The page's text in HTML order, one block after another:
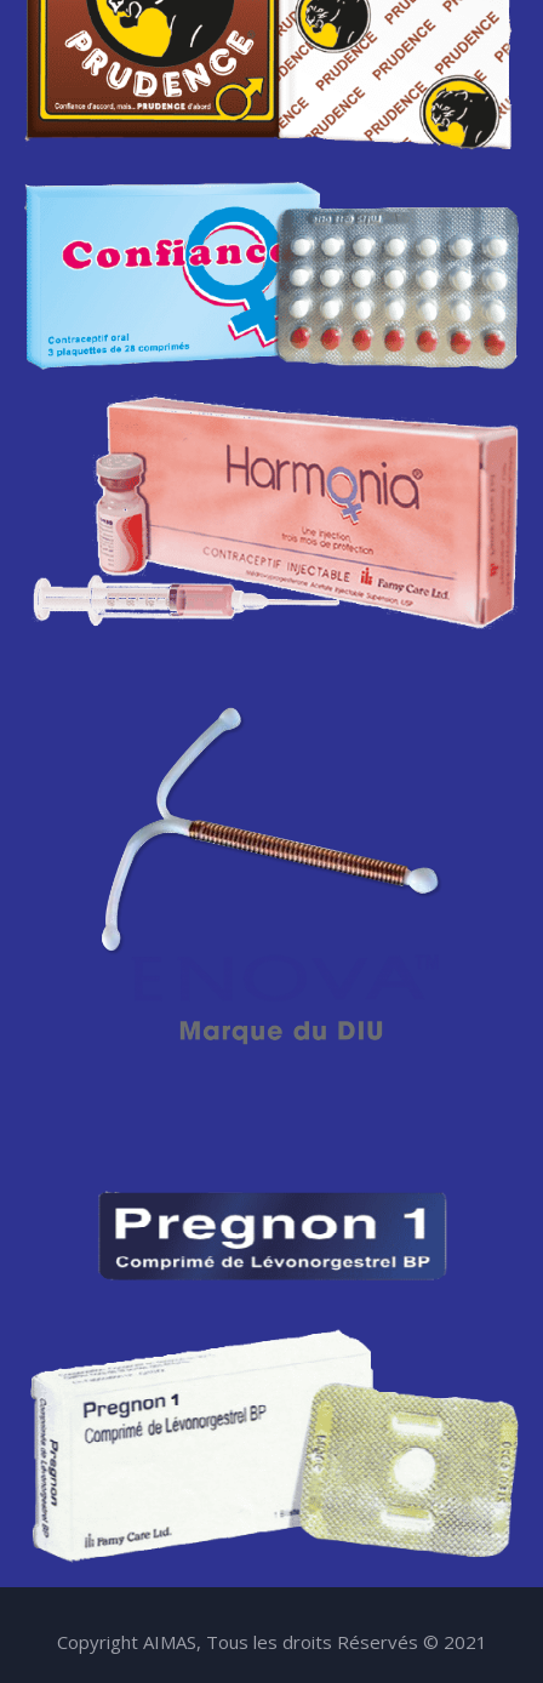
Copyright AIMAS, Tous les droits Réservés © 2021